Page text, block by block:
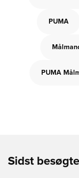
PUMA
PUMA
Sidst